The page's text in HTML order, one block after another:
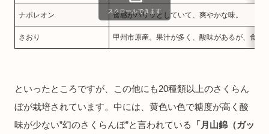
ナポレオン 食感がパリッとしていて、爽やかな味。
さおり 甲州市原産。果汁が多く、酸味があるが、食味
スクロールできます
といったところですが、この他にも20種類以上のさくらん
ぼが栽培されています。中には、黄色い色で糖度が高く酸
味が少ない”幻のさくらんぼ”と言われている
「月山錦（ガッ